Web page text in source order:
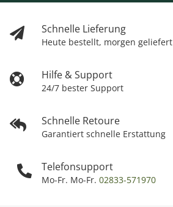
Schnelle Lieferung
Heute bestellt, morgen geliefert
Hilfe & Support
24/7 bester Support
Schnelle Retoure
Garantiert schnelle Erstattung
Telefonsupport
Mo-Fr. Mo-Fr. 02833-571970